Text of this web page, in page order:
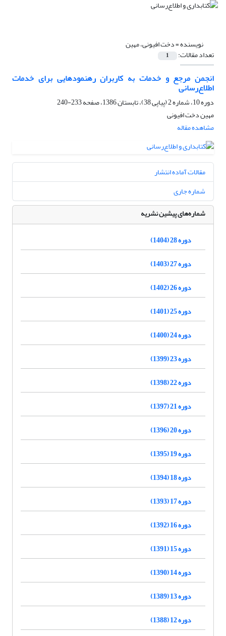
نویسنده =دخت افیونی، مهین
تعداد مقالات: 1
انجمن مرجع و خدمات به کاربران رهنمودهایی برای خدمات
اطلاع‌رسانی
دوره 10، شماره 2 (پیاپی 38)، تابستان 1386، صفحه
233-240
مهین دخت افیونی
مشاهده مقاله
مقالات آماده انتشار
شماره جاری
شماره‌های پیشین نشریه
دوره 28 (1404)
دوره 27 (1403)
دوره 26 (1402)
دوره 25 (1401)
دوره 24 (1400)
دوره 23 (1399)
دوره 22 (1398)
دوره 21 (1397)
دوره 20 (1396)
دوره 19 (1395)
دوره 18 (1394)
دوره 17 (1393)
دوره 16 (1392)
دوره 15 (1391)
دوره 14 (1390)
دوره 13 (1389)
دوره 12 (1388)